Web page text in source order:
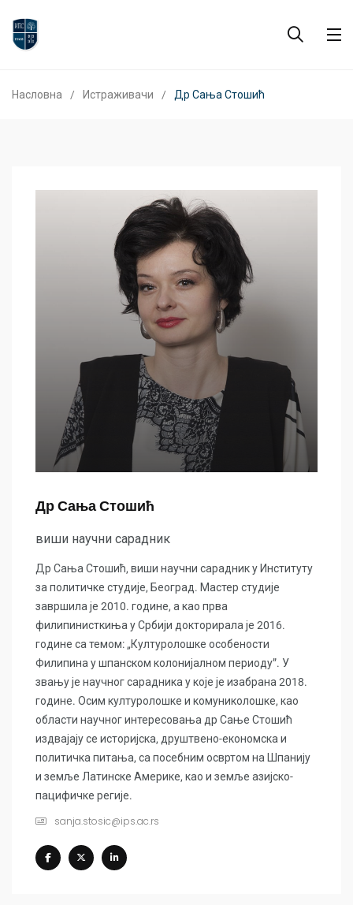
Насловна Истраживачи Др Сања Стошић
Др Сања Стошић
виши научни сарадник
Др Сања Стошић, виши научни сарадник у Институту
за политичке студије, Београд. Мастер студије
завршила је 2010. године, а као прва
филипинисткиња у Србији докторирала је 2016.
године са темом: „Културолошке особености
Филипина у шпанском колонијалном периоду”. У
звању је научног сарадника у које је изабрана 2018.
године. Осим културолошке и комуниколошке, као
области научног интересовања др Сање Стошић
издвајају се историјска, друштвено-економска и
политичка питања, са посебним освртом на Шпанију
и земље Латинске Америке, као и земље азијско-
пацифичке регије.
sanja.stosic@ips.ac.rs